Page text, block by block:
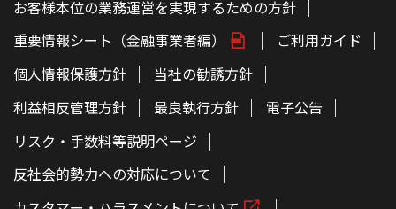
お客様本位の業務運営を実現するための方針
重要情報シート（金融事業者編）
ご利用ガイド
個人情報保護方針
当社の勧誘方針
利益相反管理方針
最良執行方針
電子公告
リスク・手数料等説明ページ
反社会的勢力への対応について